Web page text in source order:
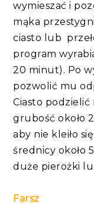
wymieszać i
mąka
ciasto lub
program
20 minut). Po
pozwolić mu
Ciasto podzielić
grubość około
aby nie kleiło
średnicy około
duże pierożki
Farsz